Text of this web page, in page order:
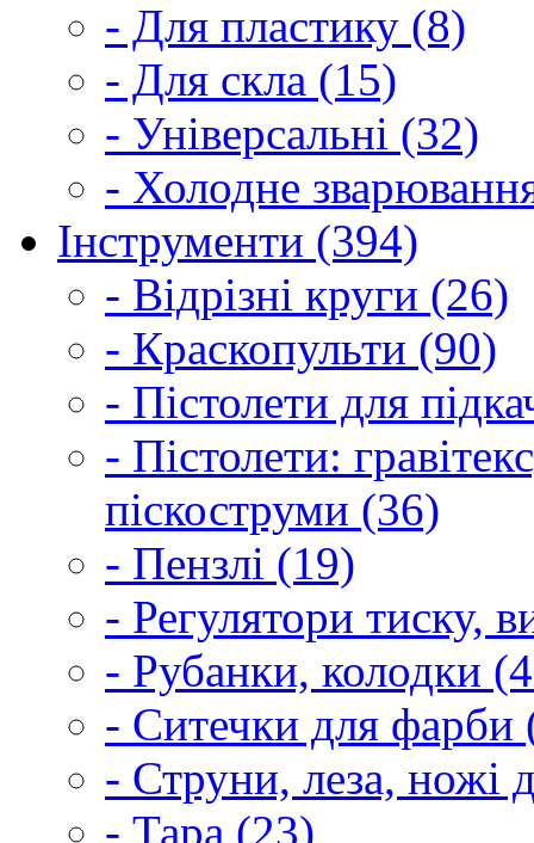
- Для пластику (8)
- Для скла (15)
- Універсальні (32)
- Холодне
Інструменти (394)
- Відрізні круги (26)
- Краскопульти (90)
- Пістолети для
- Пістолети:
піскоструми (36)
- Пензлі (19)
- Регулятори тиску,
- Рубанки, колодки
- Ситечки для фарби
- Струни, леза, ножі
- Тара (23)